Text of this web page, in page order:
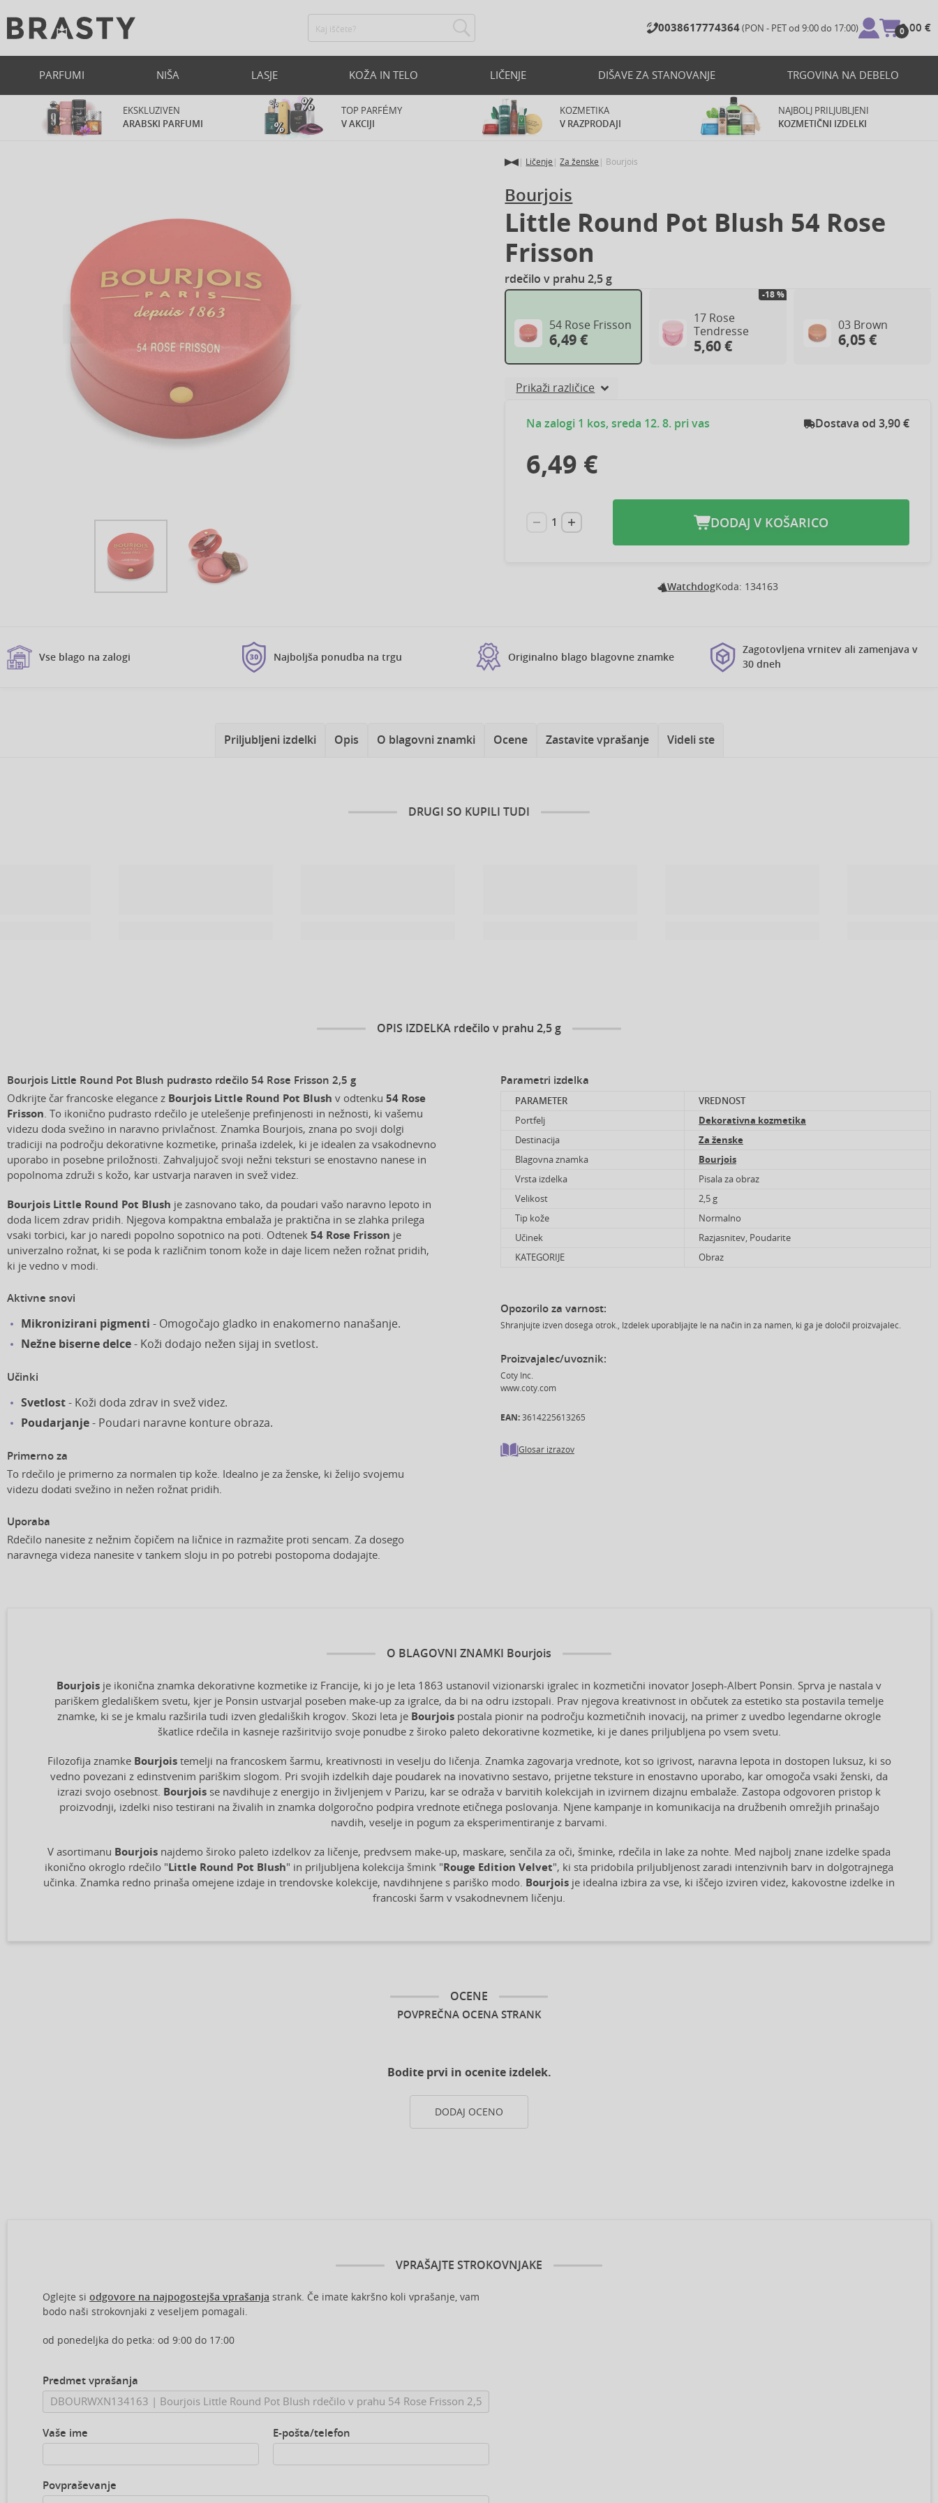
0038617774364(PON - PET od 9:00 do 17:00) 0
0,00 €
PARFUMI NIŠA LASJE KOŽA IN TELO LIČENJE DIŠAVE ZA STANOVANJE TRGOVINA NA DEBELO
EKSKLUZIVEN
ARABSKI PARFUMI
TOP PARFÉMY
V AKCIJI
KOZMETIKA
V RAZPRODAJI
NAJBOLJ PRILJUBLJENI
KOZMETIČNI IZDELKI
Ličenje Za ženske Bourjois
Bourjois
Little Round Pot Blush 54 Rose
Frisson
rdečilo v prahu 2,5 g
54 Rose Frisson
6,49 €
17 Rose
Tendresse
5,60 €
-18 %
03 Brown
6,05 €
Prikaži različice
Na zalogi 1 kos, sreda 12. 8. pri vas Dostava od 3,90 €
6,49 €
DODAJ V KOŠARICO
WatchdogKoda: 134163
Vse blago na zalogi Najboljša ponudba na trgu Originalno blago blagovne znamke
Zagotovljena vrnitev ali zamenjava v
30 dneh
Priljubljeni izdelki Opis O blagovni znamki Ocene Zastavite vprašanje Videli ste
DRUGI SO KUPILI TUDI
OPIS IZDELKA rdečilo v prahu 2,5 g
Bourjois Little Round Pot Blush pudrasto rdečilo 54 Rose Frisson 2,5 g
Odkrijte čar francoske elegance z Bourjois Little Round Pot Blush v odtenku 54 Rose
Frisson. To ikonično pudrasto rdečilo je utelešenje prefinjenosti in nežnosti, ki vašemu
videzu doda svežino in naravno privlačnost. Znamka Bourjois, znana po svoji dolgi
tradiciji na področju dekorativne kozmetike, prinaša izdelek, ki je idealen za vsakodnevno
uporabo in posebne priložnosti. Zahvaljujoč svoji nežni teksturi se enostavno nanese in
popolnoma združi s kožo, kar ustvarja naraven in svež videz.
Bourjois Little Round Pot Blush je zasnovano tako, da poudari vašo naravno lepoto in
doda licem zdrav pridih. Njegova kompaktna embalaža je praktična in se zlahka prilega
vsaki torbici, kar jo naredi popolno sopotnico na poti. Odtenek 54 Rose Frisson je
univerzalno rožnat, ki se poda k različnim tonom kože in daje licem nežen rožnat pridih,
ki je vedno v modi.
Aktivne snovi
Mikronizirani pigmenti - Omogočajo gladko in enakomerno nanašanje.
Nežne biserne delce- Koži dodajo nežen sijaj in svetlost.
Učinki
Svetlost- Koži doda zdrav in svež videz.
Poudarjanje- Poudari naravne konture obraza.
Primerno za
To rdečilo je primerno za normalen tip kože. Idealno je za ženske, ki želijo svojemu
videzu dodati svežino in nežen rožnat pridih.
Uporaba
Rdečilo nanesite z nežnim čopičem na ličnice in razmažite proti sencam. Za dosego
naravnega videza nanesite v tankem sloju in po potrebi postopoma dodajajte.
Parametri izdelka
PARAMETER
VREDNOST
Portfelj
Dekorativna kozmetika
Destinacija
Za ženske
Blagovna znamka
Bourjois
Vrsta izdelka
Pisala za obraz
Velikost
2,5 g
Tip kože
Normalno
Učinek
Razjasnitev, Poudarite
KATEGORIJE
Obraz
Opozorilo za varnost:
Shranjujte izven dosega otrok., Izdelek uporabljajte le na način in za namen, ki ga je določil proizvajalec.
Proizvajalec/uvoznik:
Coty Inc.
www.coty.com
EAN: 3614225613265
Glosar izrazov
O BLAGOVNI ZNAMKI Bourjois
Bourjois je ikonična znamka dekorativne kozmetike iz Francije, ki jo je leta 1863 ustanovil vizionarski igralec in kozmetični inovator Joseph-Albert Ponsin. Sprva je nastala v
pariškem gledališkem svetu, kjer je Ponsin ustvarjal poseben make-up za igralce, da bi na odru izstopali. Prav njegova kreativnost in občutek za estetiko sta postavila temelje
znamke, ki se je kmalu razširila tudi izven gledaliških krogov. Skozi leta je Bourjois postala pionir na področju kozmetičnih inovacij, na primer z uvedbo legendarne okrogle
škatlice rdečila in kasneje razširitvijo svoje ponudbe z široko paleto dekorativne kozmetike, ki je danes priljubljena po vsem svetu.
Filozofija znamke Bourjoistemelji na francoskem šarmu, kreativnosti in veselju do ličenja. Znamka zagovarja vrednote, kot so igrivost, naravna lepota in dostopen luksuz, ki so
vedno povezani z edinstvenim pariškim slogom. Pri svojih izdelkih daje poudarek na inovativno sestavo, prijetne teksture in enostavno uporabo, kar omogoča vsaki ženski, da
izrazi svojo osebnost. Bourjois se navdihuje z energijo in življenjem v Parizu, kar se odraža v barvitih kolekcijah in izvirnem dizajnu embalaže. Zastopa odgovoren pristop k
proizvodnji, izdelki niso testirani na živalih in znamka dolgoročno podpira vrednote etičnega poslovanja. Njene kampanje in komunikacija na družbenih omrežjih prinašajo
navdih, veselje in pogum za eksperimentiranje z barvami.
V asortimanu Bourjois najdemo široko paleto izdelkov za ličenje, predvsem make-up, maskare, senčila za oči, šminke, rdečila in lake za nohte. Med najbolj znane izdelke spada
ikonično okroglo rdečilo "Little Round Pot Blush" in priljubljena kolekcija šmink "Rouge Edition Velvet", ki sta pridobila priljubljenost zaradi intenzivnih barv in dolgotrajnega
učinka. Znamka redno prinaša omejene izdaje in trendovske kolekcije, navdihnjene s pariško modo. Bourjois je idealna izbira za vse, ki iščejo izviren videz, kakovostne izdelke in
francoski šarm v vsakodnevnem ličenju.
OCENE
POVPREČNA OCENA STRANK
Bodite prvi in ocenite izdelek.
DODAJ OCENO
VPRAŠAJTE STROKOVNJAKE
Oglejte si odgovore na najpogostejša vprašanja strank. Če imate kakršno koli vprašanje, vam
bodo naši strokovnjaki z veseljem pomagali.
od ponedeljka do petka: od 9:00 do 17:00
Predmet vprašanja
Vaše ime E-pošta/telefon
Povpraševanje